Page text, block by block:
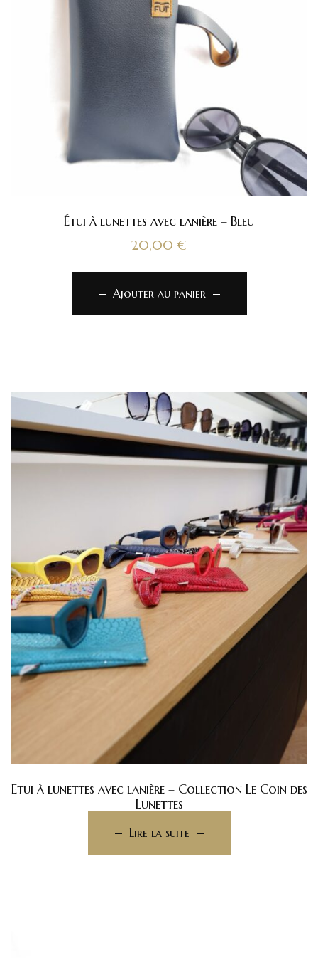
Étui à lunettes avec lanière – Bleu
20,00 €
Ajouter au panier
Etui à lunettes avec lanière – Collection Le Coin des
Lunettes
Lire la suite